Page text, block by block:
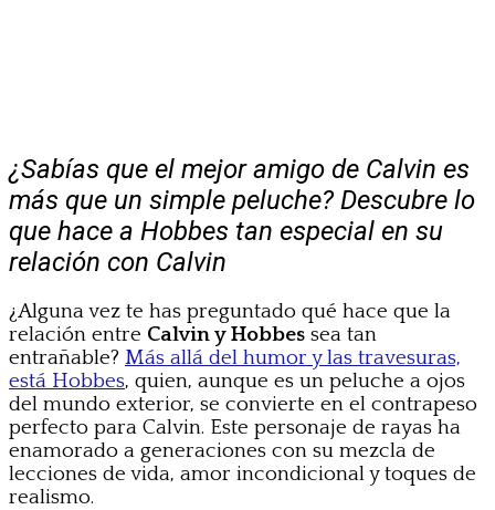
¿Sabías que el mejor amigo de Calvin es
más que un simple peluche? Descubre lo
que hace a Hobbes tan especial en su
relación con Calvin
¿Alguna vez te has preguntado qué hace que la
relación entre Calvin y Hobbes sea tan
entrañable? Más allá del humor y las travesuras,
está Hobbes, quien, aunque es un peluche a ojos
del mundo exterior, se convierte en el contrapeso
perfecto para Calvin. Este personaje de rayas ha
enamorado a generaciones con su mezcla de
lecciones de vida, amor incondicional y toques de
realismo.